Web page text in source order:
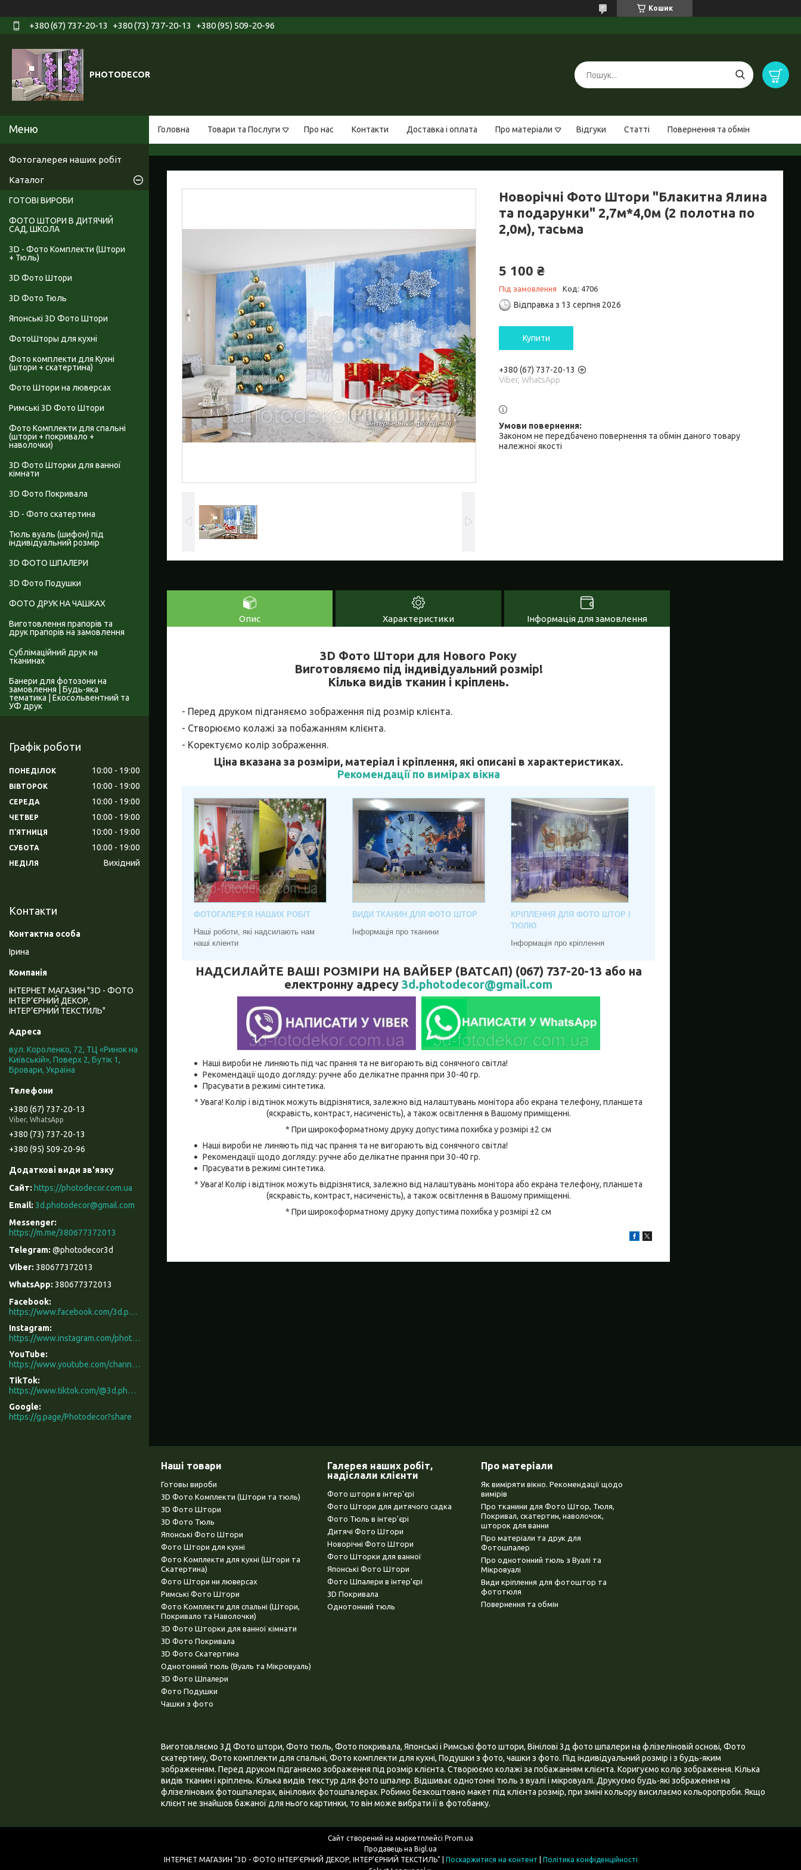
Кошик
+380 (67) 737-20-13 +380 (73) 737-20-13 +380 (95) 509-20-96
PHOTODECOR
Головна Товари та Послуги Про нас Контакти Доставка і оплата Про матеріали Відгуки Статті Повернення та обмін
Новорічні Фото Штори "Блакитна Ялина
та подарунки" 2,7м*4,0м (2 полотна по
2,0м), тасьма
5 100 ₴
Під замовлення Код: 4706
Відправка з 13 серпня 2026
Купити
+380 (67) 737-20-13
Viber, WhatsApp
Законом не передбачено повернення та обмін даного товару
належної якості
Опис Характеристики Інформація для замовлення
3D Фото Штори для Нового Року
Виготовляємо під індивідуальний розмір!
Кілька видів тканин і кріплень.
- Перед друком підганяємо зображення під розмір клієнта.
- Створюємо колажі за побажанням клієнта.
- Коректуємо колір зображення.
Ціна вказана за розміри, матеріал і кріплення, які описані в характеристиках.
Рекомендації по вимірах вікна
ФОТОГАЛЕРЕЯ НАШИХ РОБІТ
Наші роботи, які надсилають нам
наші кліенти
ВИДИ ТКАНИН ДЛЯ ФОТО ШТОР
Інформація про тканини
КРІПЛЕННЯ ДЛЯ ФОТО ШТОР І
ТЮЛЮ
Інформація про кріплення
НАДСИЛАЙТЕ ВАШІ РОЗМІРИ НА ВАЙБЕР (ВАТСАП) (067) 737-20-13 або на
електронну адресу 3d.photodecor@gmail.com
Наші вироби не линяють під час прання та не вигорають від сонячного світла!
Рекомендації щодо догляду: ручне або делікатне прання при 30-40 гр.
Прасувати в режимі синтетика.
* Увага! Колір і відтінок можуть відрізнятися, залежно від налаштувань монітора або екрана телефону, планшета
(яскравість, контраст, насиченість), а також освітлення в Вашому приміщенні.
* При широкоформатному друку допустима похибка у розмірі ±2 см
Наші вироби не линяють під час прання та не вигорають від сонячного світла!
Рекомендації щодо догляду: ручне або делікатне прання при 30-40 гр.
Прасувати в режимі синтетика.
* Увага! Колір і відтінок можуть відрізнятися, залежно від налаштувань монітора або екрана телефону, планшета
(яскравість, контраст, насиченість), а також освітлення в Вашому приміщенні.
* При широкоформатному друку допустима похибка у розмірі ±2 см
Фотогалерея наших робіт
Каталог
ГОТОВІ ВИРОБИ
ФОТО ШТОРИ В ДИТЯЧИЙ
САД, ШКОЛА
3D - Фото Комплекти (Штори
+ Тюль)
3D Фото Штори
3D Фото Тюль
Японські 3D Фото Штори
ФотоШторы для кухні
Фото комплекти для Кухні
(штори + скатертина)
Фото Штори на люверсах
Римські 3D Фото Штори
Фото Комплекти для спальні
(штори + покривало +
наволочки)
3D Фото Шторки для ванної
кімнати
3D Фото Покривала
3D - Фото скатертина
Тюль вуаль (шифон) під
індивідуальний розмір
3D ФОТО ШПАЛЕРИ
3D Фото Подушки
ФОТО ДРУК НА ЧАШКАХ
Виготовлення прапорів та
друк прапорів на замовлення
Сублімаційний друк на
тканинах
Банери для фотозони на
замовлення | Будь-яка
тематика | Екосольвентний та
УФ друк
Графік роботи
ПОНЕДІЛОК 10:00 19:00
ВІВТОРОК 10:00 19:00
СЕРЕДА 10:00 19:00
ЧЕТВЕР 10:00 19:00
ПʼЯТНИЦЯ 10:00 19:00
СУБОТА 10:00 19:00
НЕДІЛЯ Вихідний
Контакти
Ірина
ІНТЕРНЕТ МАГАЗИН "3D - ФОТО
ІНТЕР’ЄРНИЙ ДЕКОР,
ІНТЕР’ЄРНИЙ ТЕКСТИЛЬ"
вул. Короленко, 72, ТЦ «Ринок на
Київській», Поверх 2, Бутік 1,
Бровари, Україна
+380 (67) 737-20-13
Viber, WhatsApp
+380 (73) 737-20-13
+380 (95) 509-20-96
https://photodecor.com.ua
3d.photodecor@gmail.com
https://m.me/380677372013
@photodecor3d
380677372013
380677372013
Facebook
https://www.facebook.com/3d.photodecor/
Instagram
https://www.instagram.com/photodecor.com.ua/
YouTube
https://www.youtube.com/channel/UCXCUerfqRY1Pw7-IptdbqyA/videos
TikTok
https://www.tiktok.com/@3d.photodecor?is_from_webapp=1&sender_device=pc
Google
https://g.page/Photodecor?share
Наші товари
Готовы вироби
3D Фото Комплекти (Штори та тюль)
3D Фото Штори
3D Фото Тюль
Японські Фото Штори
Фото Штори для кухні
Фото Комплекти для кухні (Штори та
Скатертина)
Фото Штори ни люверсах
Римські Фото Штори
Фото Комплекти для спальні (Штори,
Покривало та Наволочки)
3D Фото Шторки для ванної кімнати
3D Фото Покривала
3D Фото Скатертина
Однотонний тюль (Вуаль та Мікровуаль)
3D Фото Шпалери
Фото Подушки
Чашки з фото
Галерея наших робіт,
надіслали клієнти
Фото штори в інтер'єрі
Фото Штори для дитячого садка
Фото Тюль в інтер'єрі
Дитячі Фото Штори
Новорічні Фото Штори
Фото Шторки для ванної
Японські Фото Штори
Фото Шпалери в інтер'єрі
3D Покривала
Однотонний тюль
Про матеріали
Як виміряти вікно. Рекомендації щодо
вимірів
Про тканини для Фото Штор, Тюля,
Покривал, скатертин, наволочок,
шторок для ванни
Про матеріали та друк для
Фотошпалер
Про однотонний тюль з Вуалі та
Мікровуалі
Види кріплення для фотоштор та
фототюля
Повернення та обмін
Виготовляємо 3Д Фото штори, Фото тюль, Фото покривала, Японські і Римські фото штори, Вінілові 3д фото шпалери на флізеліновій основі, Фото
скатертину, Фото комплекти для спальні, Фото комплекти для кухні, Подушки з фото, чашки з фото. Під індивідуальний розмір і з будь-яким
зображенням. Перед друком підганяємо зображення під розмір клієнта. Створюємо колажі за побажанням клієнта. Коригуємо колір зображення. Кілька
видів тканин і кріплень. Кілька видів текстур для фото шпалер. Відшиває однотонні тюль з вуалі і мікровуалі. Друкуємо будь-які зображення на
флізелінових фотошпалерах, вінілових фотошпалерах. Робимо безкоштовно макет під клієнта розмір, при зміні кольору висилаємо кольоропроби. Якщо
клієнт не знайшов бажаної для нього картинки, то він може вибрати її в фотобанку.
Сайт створений на маркетплейсі Prom.ua
Продавець на Bigl.ua
Поскаржитися на контент
Політика конфіденційності